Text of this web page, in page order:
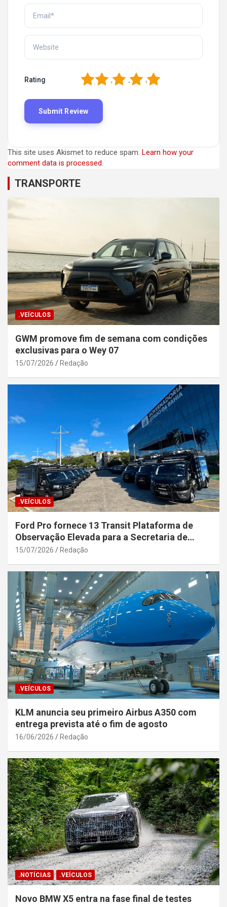
Rating 5
4
3
2
This site uses Akismet to reduce spam. Learn how your
comment data is processed.
TRANSPORTE
.VEÍCULOS
GWM promove fim de semana com condições
exclusivas para o Wey 07
15/07/2026 Redação
.VEÍCULOS
Ford Pro fornece 13 Transit Plataforma de
Observação Elevada para a Secretaria de
Segurança Pública da Bahia
15/07/2026 Redação
.VEÍCULOS
KLM anuncia seu primeiro Airbus A350 com
entrega prevista até o fim de agosto
16/06/2026 Redação
.NOTÍCIAS .VEÍCULOS
Novo BMW X5 entra na fase final de testes